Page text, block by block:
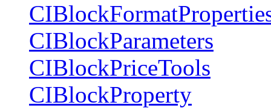
CIBlockParameters
CIBlockPriceTools
CIBlockProperty